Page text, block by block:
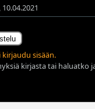
, 10.04.2021
sisään.
kirjasta tai haluatko